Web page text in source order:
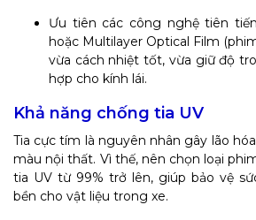
Ưu tiên các công nghệ tiên
hoặc Multilayer Optical Film
vừa cách nhiệt tốt, vừa giữ độ
hợp cho kính lái.
Khả năng chống tia UV
Tia cực tím là nguyên nhân gây lão
màu nội thất. Vì thế, nên chọn loại
tia UV từ 99% trở lên, giúp bảo vệ
bền cho vật liệu trong xe.